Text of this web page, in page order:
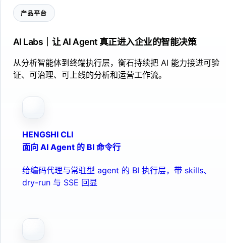
产品平台
AI Labs｜让 AI Agent 真正进入企业的智能决策
从分析智能体到终端执行层，衡石持续把 AI 能力接进可验
证、可治理、可上线的分析和运营工作流。
HENGSHI CLI
面向 AI Agent 的 BI 命令行
给编码代理与常驻型 agent 的 BI 执行层，带 skills、
dry-run 与 SSE 回显